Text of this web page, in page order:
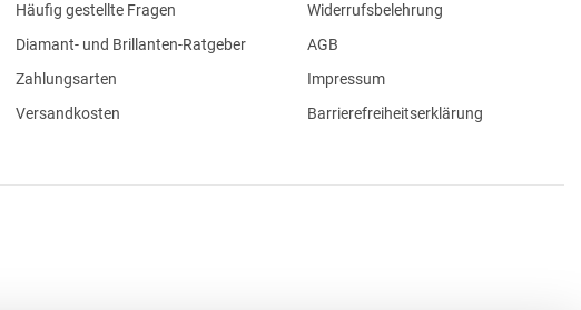
Häufig gestellte Fragen
Diamant- und Brillanten-Ratgeber
Zahlungsarten
Versandkosten
Widerrufsbelehrung
AGB
Impressum
Barrierefreiheitserklärung